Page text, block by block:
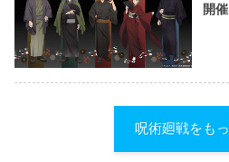
開
呪術廻戦をも